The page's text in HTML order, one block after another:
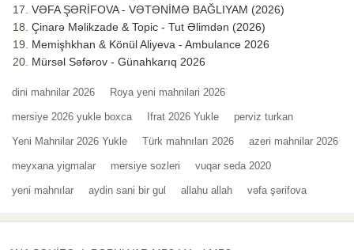
VƏFA ŞƏRİFOVA - VƏTƏNİMƏ BAĞLIYAM (2026)
Çinarə Məlikzade & Topic - Tut Əlimdən (2026)
Memişhkhan & Könül Aliyeva - Ambulance 2026
Mürsəl Səfərov - Günahkarıq 2026
dini mahnilar 2026 Roya yeni mahnilari 2026
mersiye 2026 yukle boxca Ifrat 2026 Yukle perviz turkan
Yeni Mahnilar 2026 Yukle Türk mahnıları 2026 azeri mahnilar 2026
meyxana yigmalar mersiye sozleri vuqar seda 2020
yeni mahnılar aydin sani bir gul allahu allah vəfa şərifova